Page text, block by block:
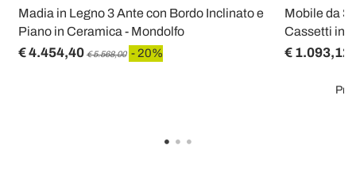
Madia in Legno 3 Ante con Bordo Inclinato e
Piano in Ceramica - Mondolfo
€ 4.454,40 € 5.568,00 - 20%
Mobile da
Cassetti in
€ 1.093,12